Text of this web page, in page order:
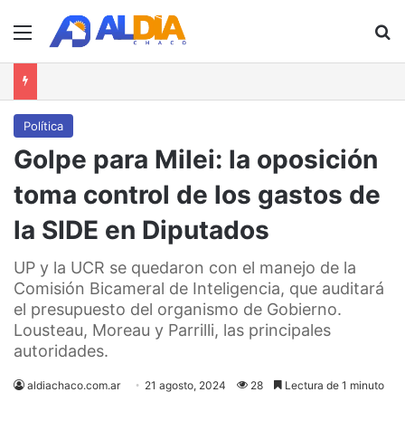
Menú
Política
Golpe para Milei: la oposición
toma control de los gastos de
la SIDE en Diputados
UP y la UCR se quedaron con el manejo de la
Comisión Bicameral de Inteligencia, que auditará
el presupuesto del organismo de Gobierno.
Lousteau, Moreau y Parrilli, las principales
autoridades.
aldiachaco.com.ar 21 agosto, 2024 28 Lectura de 1 minuto